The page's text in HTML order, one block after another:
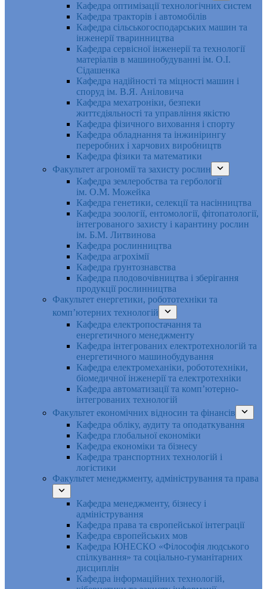
Кафедра оптимізації технологічних систем
Кафедра тракторів і автомобілів
Кафедра сільськогосподарських машин та
інженерії тваринництва
Кафедра cервісної інженерії та технології
матеріалів в машинобудуванні ім. О.І.
Сідашенка
Кафедра надійності та міцності машин і
споруд ім. В.Я. Аніловича
Кафедра мехатроніки, безпеки
життєдіяльності та управління якістю
Кафедра фізичного виховання і спорту
Кафедра обладнання та інжинірингу
переробних і харчових виробництв
Кафедра фізики та математики
Факультет агрономії та захисту рослин
Кафедра землеробства та гербології
ім. О.М. Можейка
Кафедра генетики, селекції та насінництва
Кафедра зоології, ентомології, фітопатології,
інтегрованого захисту і карантину рослин
ім. Б.М. Литвинова
Кафедра рослинництва
Кафедра агрохімії
Кафедра ґрунтознавства
Кафедра плодовочівництва і зберігання
продукції рослинництва
Факультет енергетики, робототехніки та
комп’ютерних технологій
Кафедра електропостачання та
енергетичного менеджменту
Кафедра інтегрованих електротехнологій та
енергетичного машинобудування
Кафедра електромеханіки, робототехніки,
біомедичної інженерії та електротехніки
Кафедра автоматизації та комп’ютерно-
інтегрованих технологій
Факультет економічних відносин та фінансів
Кафедра обліку, аудиту та оподаткування
Кафедра глобальної економіки
Кафедра економіки та бізнесу
Кафедра транспортних технологій і
логістики
Факультет менеджменту, адміністрування та права
Кафедра менеджменту, бізнесу і
адміністрування
Кафедра права та європейської інтеграції
Кафедра європейських мов
Кафедра ЮНЕСКО «Філософія людського
спілкування» та соціально-гуманітарних
дисциплін
Кафедра інформаційних технологій,